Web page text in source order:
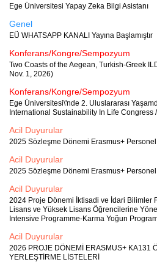
Ege Üniversitesi Yapay Zeka Bilgi Asistanı
Genel
EÜ WHATSAPP KANALI Yayına Başlamıştır
Konferans/Kongre/Sempozyum
Two Coasts of the Aegean, Turkish-Greek
Nov. 1, 2026)
Konferans/Kongre/Sempozyum
Ege Üniversitesi\'nde 2. Uluslararası
International Sustainability In Life Congress
Acil Duyurular
2025 Sözleşme Dönemi Erasmus+
Acil Duyurular
2025 Sözleşme Dönemi Erasmus+
Acil Duyurular
2024 Proje Dönemi İktisadi ve İdari Bilimler
Lisans ve Yüksek Lisans Öğrencilerine
Intensive Programme-Karma Yoğun
Acil Duyurular
2026 PROJE DÖNEMİ ERASMUS+ KA131
YERLEŞTİRME LİSTELERİ